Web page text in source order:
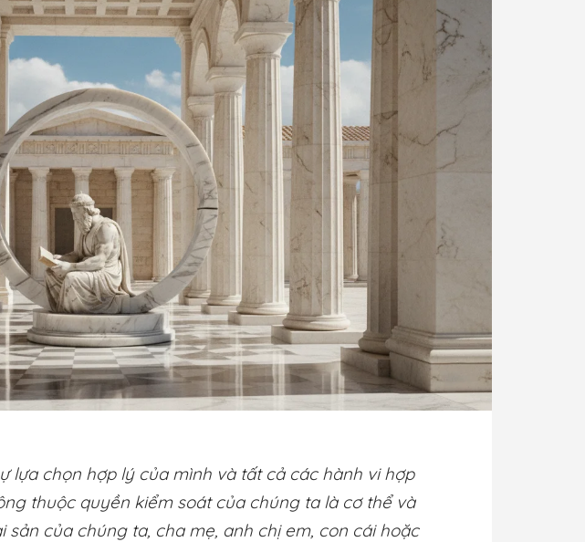
lựa chọn hợp lý của mình và tất cả các hành vi hợp
thuộc quyền kiểm soát của chúng ta là cơ thể và
sản của chúng ta, cha mẹ, anh chị em, con cái hoặc